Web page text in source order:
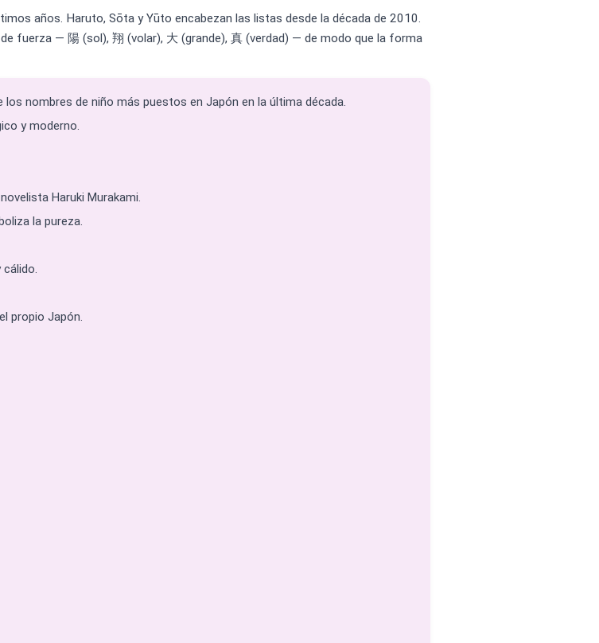
años. Haruto, Sōta y Yūto encabezan las listas desde la década de 2010.
fuerza — 陽 (sol), 翔 (volar), 大 (grande), 真 (verdad) — de modo que la forma
los nombres de niño más puestos en Japón en la última década.
y moderno.
Haruki Murakami.
la pureza.
cálido.
propio Japón.